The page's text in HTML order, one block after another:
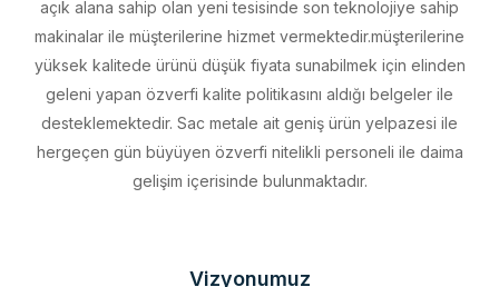
yüksek kalitede ürünü düşük fiyata sunabilmek için elinden
geleni yapan özverfi kalite politikasını aldığı belgeler ile
desteklemektedir. Sac metale ait geniş ürün yelpazesi ile
hergeçen gün büyüyen özverfi nitelikli personeli ile daima
gelişim içerisinde bulunmaktadır.
Özverfi markası sektörüne liderlik eden hızlı,güvenilir ve